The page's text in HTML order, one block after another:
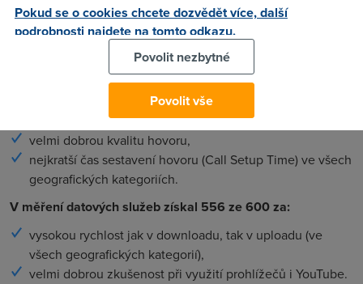
internetových stránek a streamování videí.
Všichni tři operátoři měli stejné podmínky.
Podrobnosti výsledků:
V hlasových službách obdržel 352 bodů ze 400 za:
nejvyšší spolehlivost,
velmi dobrou kvalitu hovoru,
nejkratší čas sestavení hovoru (Call Setup Time) ve všech
geografických kategoriích.
V měření datových služeb získal 556 ze 600 za:
vysokou rychlost jak v downloadu, tak v uploadu (ve
všech geografických kategorií),
velmi dobrou zkušenost při využití prohlížečů i YouTube.
Pokud se o cookies chcete dozvědět více, další
podrobnosti najdete na tomto odkazu.
Povolit nezbytné
Povolit vše